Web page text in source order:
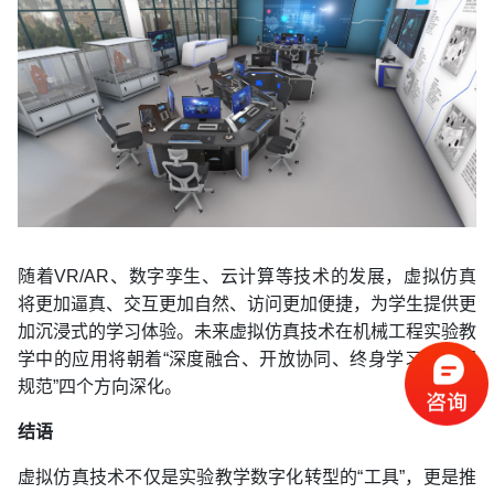
随着VR/AR、数字孪生、云计算等技术的发展，虚拟仿真
将更加逼真、交互更加自然、访问更加便捷，为学生提供更
加沉浸式的学习体验。未来虚拟仿真技术在机械工程实验教
学中的应用将朝着“深度融合、开放协同、终身学习、伦理
规范”四个方向深化。
结语
虚拟仿真技术不仅是实验教学数字化转型的“工具”，更是推